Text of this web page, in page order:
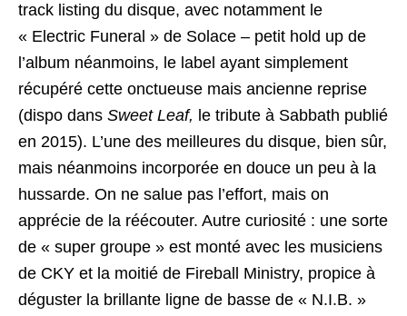
track listing du disque, avec notamment le
« Electric Funeral » de Solace – petit hold up de
l’album néanmoins, le label ayant simplement
récupéré cette onctueuse mais ancienne reprise
(dispo dans Sweet Leaf, le tribute à Sabbath publié
en 2015). L’une des meilleures du disque, bien sûr,
mais néanmoins incorporée en douce un peu à la
hussarde. On ne salue pas l’effort, mais on
apprécie de la réécouter. Autre curiosité : une sorte
de « super groupe » est monté avec les musiciens
de CKY et la moitié de Fireball Ministry, propice à
déguster la brillante ligne de basse de « N.I.B. »